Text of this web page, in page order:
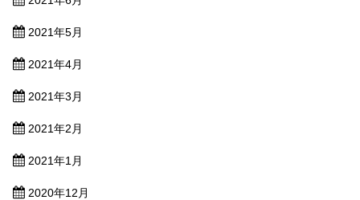
2021年5月
2021年4月
2021年3月
2021年2月
2021年1月
2020年12月